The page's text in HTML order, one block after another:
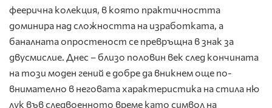
феерична колекция, в която практичността
доминира над сложността на изработката, а
баналната опростеност се превръщна в знак за
двусмислие. Днес – близо половин век след кончината
на този моден гений е добре да вникнем още по-
внимателно в неговата характеристика на стила ню
лук във следвоенното време като символ на